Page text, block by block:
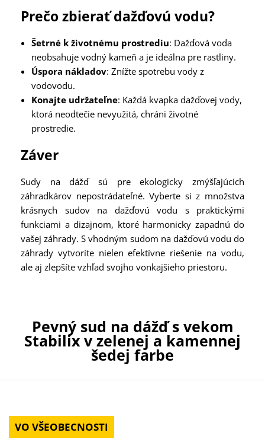
Prečo zbierať dažďovú vodu?
Šetrné k životnému prostrediu: Dažďová voda
neobsahuje vodný kameň a je ideálna pre rastliny.
Úspora nákladov: Znížte spotrebu vody z
vodovodu.
Konajte udržateľne: Každá kvapka dažďovej vody,
ktorá neodtečie nevyužitá, chráni životné
prostredie.
Záver
Sudy na dážď sú pre ekologicky zmýšľajúcich
záhradkárov nepostrádateľné. Vyberte si z množstva
krásnych sudov na dažďovú vodu s praktickými
funkciami a dizajnom, ktoré harmonicky zapadnú do
vašej záhrady. S vhodným sudom na dažďovú vodu do
záhrady vytvoríte nielen efektívne riešenie na vodu,
ale aj zlepšíte vzhľad svojho vonkajšieho priestoru.
Pevný sud na dážď s vekom
Stabilix v zelenej a kamennej
šedej farbe
VO VŠEOBECNOSTI